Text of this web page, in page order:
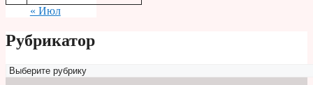
« Июл
Рубрикатор
Рубрикатор